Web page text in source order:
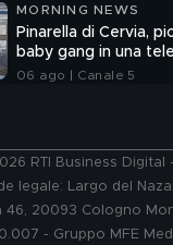
MORNING NEWS
Pinarella di Cervia,
baby gang in una
06 ago | Canale 5
RTI Business Digital -
legale: Largo del
46, 20093 Cologno
- Gruppo MFE